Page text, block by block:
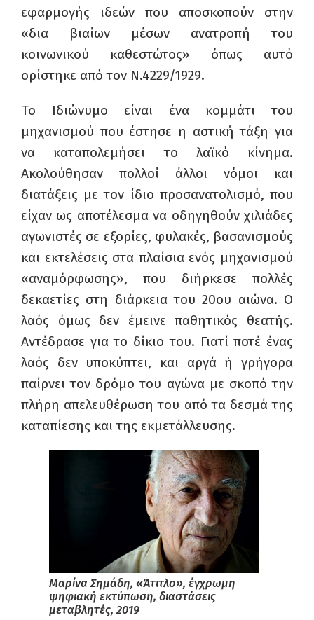
εφαρμογής ιδεών που αποσκοπούν στην
«δια βιαίων μέσων ανατροπή του
κοινωνικού καθεστώτος» όπως αυτό
ορίστηκε από τον Ν.4229/1929.
Το Ιδιώνυμο είναι ένα κομμάτι του
μηχανισμού που έστησε η αστική τάξη για
να καταπολεμήσει το λαϊκό κίνημα.
Ακολούθησαν πολλοί άλλοι νόμοι και
διατάξεις με τον ίδιο προσανατολισμό, που
είχαν ως αποτέλεσμα να οδηγηθούν χιλιάδες
αγωνιστές σε εξορίες, φυλακές, βασανισμούς
και εκτελέσεις στα πλαίσια ενός μηχανισμού
«αναμόρφωσης», που διήρκεσε πολλές
δεκαετίες στη διάρκεια του 20ου αιώνα. Ο
λαός όμως δεν έμεινε παθητικός θεατής.
Αντέδρασε για το δίκιο του. Γιατί ποτέ ένας
λαός δεν υποκύπτει, και αργά ή γρήγορα
παίρνει τον δρόμο του αγώνα με σκοπό την
πλήρη απελευθέρωση του από τα δεσμά της
καταπίεσης και της εκμετάλλευσης.
Μαρίνα Σημάδη, «Άτιτλο», έγχρωμη
ψηφιακή εκτύπωση, διαστάσεις
μεταβλητές, 2019